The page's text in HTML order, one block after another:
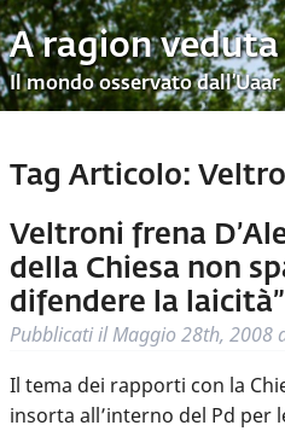
A ragion veduta
Il mondo osservato dall’Uaar
Tag Articolo:
Veltroni frena
della Chiesa non
difendere la laicità”
Pubblicati ilMaggio 28th, 2008
Il tema dei rapporti con la
insorta all’interno del Pd per